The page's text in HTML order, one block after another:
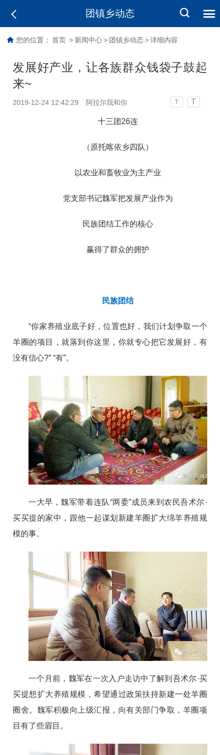
团镇乡动态
您的位置： 首页 > 新闻中心 > 团镇乡动态 > 详细内容
发展好产业，让各族群众钱袋子鼓起
来~
2019-12-24 12:42:29 阿拉尔我和你 T T
十三团26连
（原托喀依乡四队）
以农业和畜牧业为主产业
党支部书记魏军把发展产业作为
民族团结工作的核心
赢得了群众的拥护
民族团结
“你家养殖业底子好，位置也好，我们计划争取一个
羊圈的项目，就落到你这里，你就专心把它发展好，有
没有信心?” “有”。
一大早，魏军带着连队“两委”成员来到农民吾术尔·
买买提的家中，跟他一起谋划新建羊圈扩大绵羊养殖规
模的事。
一个月前，魏军在一次入户走访中了解到吾术尔·买
买提想扩大养殖规模，希望通过政策扶持新建一处羊圈
圈舍。魏军积极向上级汇报，向有关部门争取，羊圈项
目有了些眉目。